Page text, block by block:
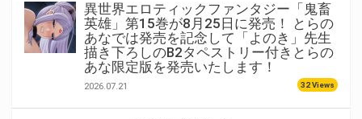
異世界エロティックファンタジー「鬼畜
英雄」第15巻が8月25日に発売！ とらの
あなでは発売を記念して「よのき」先生
描き下ろしのB2タペストリー付きとらの
あな限定版を発売いたします！
2026.07.21 32 Views